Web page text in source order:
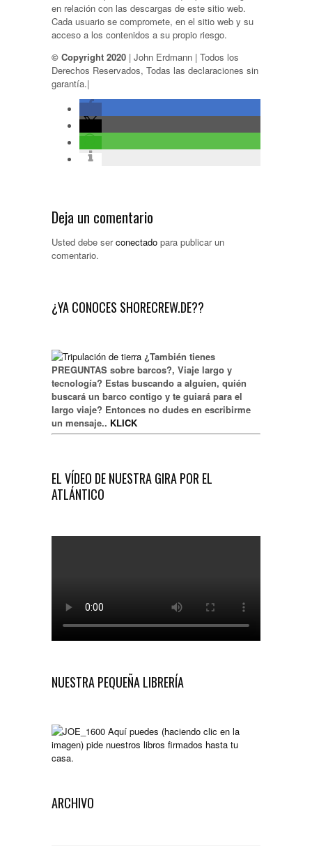
en relación con las descargas de este sitio web.
Cada usuario se compromete, en el sitio web y su
acceso a los contenidos a su propio riesgo.
© Copyright 2020 | John Erdmann | Todos los
Derechos Reservados, Todas las declaraciones sin
garantía.|
Deja un comentario
Usted debe serconectado para publicar un
comentario.
¿YA CONOCES SHORECREW.DE??
¿También tienes
PREGUNTAS sobre barcos?, Viaje largo y
tecnología? Estas buscando a alguien, quién
buscará un barco contigo y te guiará para el
largo viaje? Entonces no dudes en escribirme
un mensaje.. KLICK
EL VÍDEO DE NUESTRA GIRA POR EL
ATLÁNTICO
NUESTRA PEQUEÑA LIBRERÍA
Aquí puedes (haciendo clic en la
imagen) pide nuestros libros firmados hasta tu
casa.
ARCHIVO